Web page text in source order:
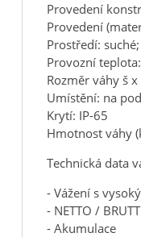
Provedení
Provedení
Prostředí:
Provozní teplota:
Rozměr váhy š
Umístění: na
Krytí: IP-65
Hmotnost váhy
Technická data
- Vážení s
- NETTO /
- Akumulace